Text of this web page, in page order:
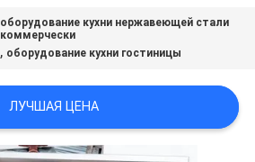
оборудование кухни нержавеющей стали
коммерчески
, оборудование кухни гостиницы
ЛУЧШАЯ ЦЕНА